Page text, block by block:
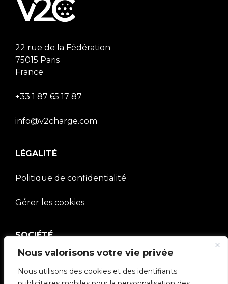
Nous valorisons votre vie privée
Nous utilisons des cookies et des identifiants
22 rue de la Fédération
75015 Paris
France
+33 1 87 65 17 87
info@v2charge.com
LÉGALITÉ
Politique de confidentialité
Gérer les cookies
SOCIÉTÉ
Communauté V2C